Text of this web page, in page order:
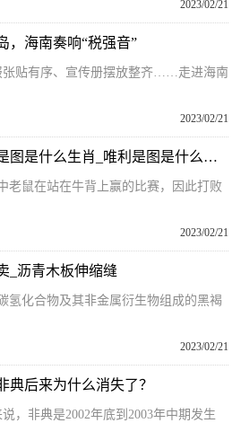
2023/02/21
，海南奏响“税强音”
张贴有序、宣传册摆放整齐……走进海南
2023/02/21
全球热点！欲钱买唯利是图是什么生肖_唯利是图是什么生肖
老鼠在站在牛背上赢的比赛，因此打败
2023/02/21
_沥青木板伸缩缝
氢化合物及其非金属衍生物组成的黑褐
2023/02/21
典后来为什么消失了？
，非典是2002年底到2003年中期发生